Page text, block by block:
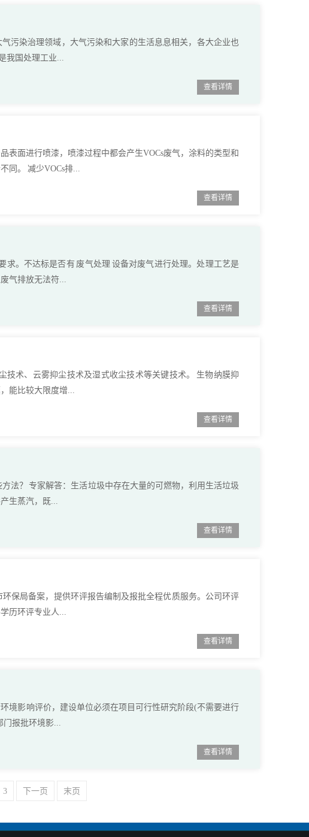
污染治理领域，大气污染和大家的生活息息相关，各大企业也
我国处理工业...
查看详情
表面进行喷漆，喷漆过程中都会产生VOCs废气，涂料的类型和
同。 减少VOCs排...
查看详情
求。不达标是否有 废气处理 设备对废气进行处理。处理工艺是
气排放无法符...
查看详情
技术、云雾抑尘技术及湿式收尘技术等关键技术。 生物纳膜抑
能比较大限度增...
查看详情
法？ 专家解答：生活垃圾中存在大量的可燃物，利用生活垃圾
生蒸汽，既...
查看详情
保局备案，提供环评报告编制及报批全程优质服务。公司环评
历环评专业人...
查看详情
境影响评价，建设单位必须在项目可行性研究阶段(不需要进行
门报批环境影...
查看详情
3 下一页 末页